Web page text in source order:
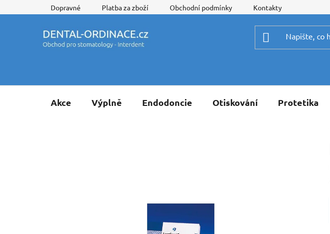
na
Dopravné Platba za zboží Obchodní podmínky Kontakty
Akce Výplně Endodoncie Otiskování Protetika